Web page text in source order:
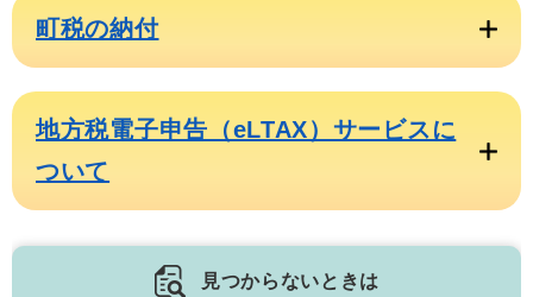
町税の納付
地方税電子申告（eLTAX）サービスに
ついて
見つからないときは